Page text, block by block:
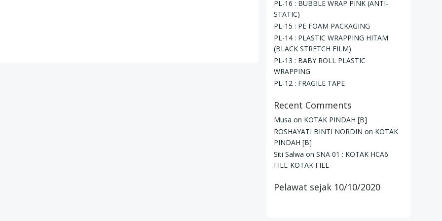
PL-16 : BUBBLE WRAP PINK (ANTI-
STATIC)
PL-15 : PE FOAM PACKAGING
PL-14 : PLASTIC WRAPPING HITAM
(BLACK STRETCH FILM)
PL-13 : BABY ROLL PLASTIC
WRAPPING
PL-12 : FRAGILE TAPE
Recent Comments
Musa on KOTAK PINDAH [B]
ROSHAYATI BINTI NORDIN on KOTAK
PINDAH [B]
Siti Salwa on SNA 01 : KOTAK HCA6
FILE-KOTAK FILE
Pelawat sejak 10/10/2020